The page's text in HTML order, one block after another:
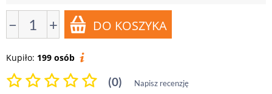
− +
Kupiło: 199 osób
(0) Napisz recenzję